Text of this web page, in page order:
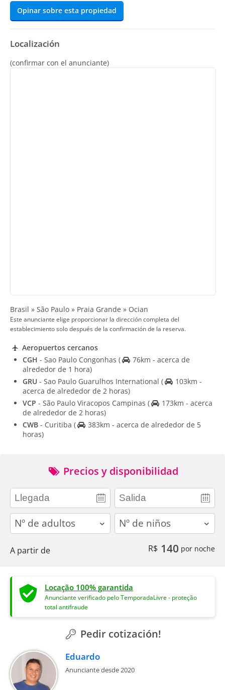
Opinar sobre esta propiedad
Localización
(confirmar con el anunciante)
Brasil » São Paulo » Praia Grande » Ocian
Este anunciante elige proporcionar la dirección completa del
establecimiento solo después de la confirmación de la reserva.
Aeropuertos cercanos
CGH - Sao Paulo Congonhas (
76km - acerca de
alrededor de 1 hora)
GRU - Sao Paulo Guarulhos International (
103km -
acerca de alrededor de 2 horas)
VCP - São Paulo Viracopos Campinas (
173km - acerca
de alrededor de 2 horas)
CWB - Curitiba (
383km - acerca de alrededor de 5
horas)
Precios y disponibilidad
adults children
A partir de R$ 140 por noche
Locação 100% garantida
Anunciante verificado pelo TemporadaLivre - proteção
total antifraude
Pedir cotización!
Eduardo
Anunciante desde 2020